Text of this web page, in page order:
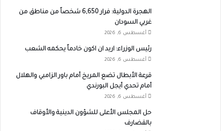
الهجرة الدولية: فرار 6,650 شخصاً من مناطق من
غربي السودان
أغسطس 6, 2026
رئيس الوزراء: اريد ان اكون خادماً يحكمه الشعب
أغسطس 6, 2026
قرعة الأبطال تضع المريخ أمام باور الزامبي والهلال
أمام تحدي أيجل البورندي
أغسطس 6, 2026
حل المجلس الأعلى للشؤون الدينية والأوقاف
بالقضارف